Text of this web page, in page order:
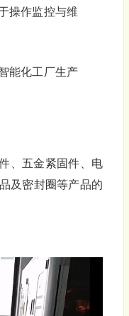
操作监控与维
能化工厂生产
、五金紧固件、电
及密封圈等产品的